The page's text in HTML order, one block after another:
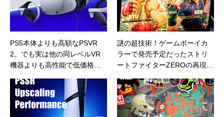
PS5本体よりも高額なPSVR
2。でも実は他の同レベルVR
機器よりも高性能で低価格な
謎の超技術！ゲームボーイカ
ラーで発売予定だったストリ
ートファイターZEROの再現度